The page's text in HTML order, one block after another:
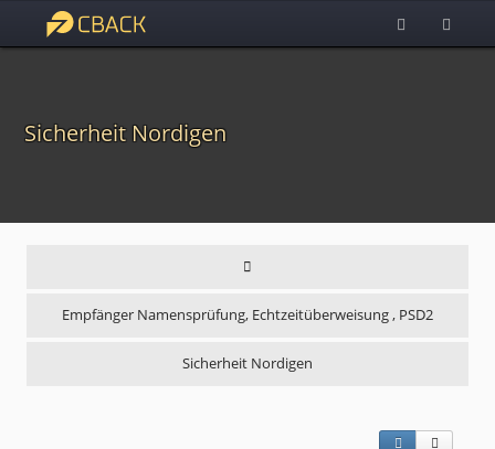
Sicherheit Nordigen
Empfänger Namensprüfung, Echtzeitüberweisung , PSD2
Sicherheit Nordigen